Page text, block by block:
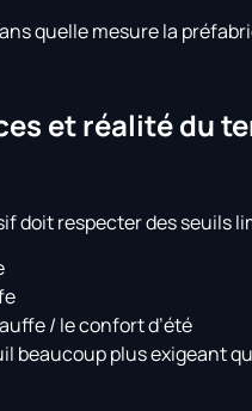
quelle mesure la
et réalité du
doit respecter des seuils
/ le confort d’été
beaucoup plus exigeant